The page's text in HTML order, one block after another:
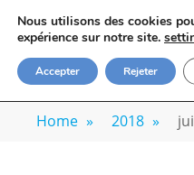
content
VOYAGE-
Apprenez la photo avec un
professionnel
Home » 2018 »
Nous utilisons des cookies
expérience sur notre site.
Accepter Rejeter